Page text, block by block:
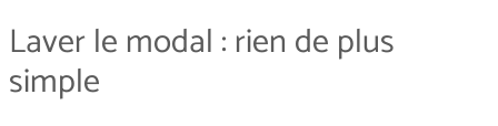
Laver le modal : rien de plus
simple